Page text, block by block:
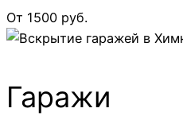
От 1500 руб.
Гаражи